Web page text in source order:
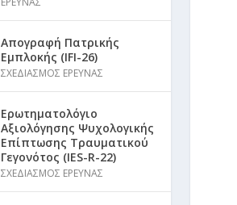
Απογραφή Πατρικής
Εμπλοκής (IFI-26)
ΣΧΕΔΙΑΣΜΟΣ ΕΡΕΥΝΑΣ
Ερωτηματολόγιο
Αξιολόγησης Ψυχολογικής
Επίπτωσης Τραυματικού
Γεγονότος (IES-R-22)
ΣΧΕΔΙΑΣΜΟΣ ΕΡΕΥΝΑΣ